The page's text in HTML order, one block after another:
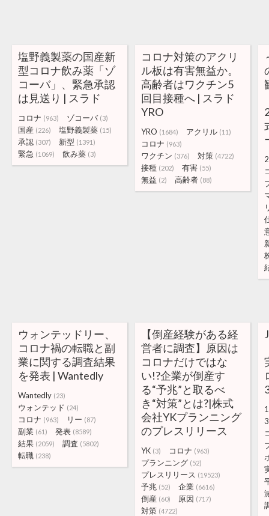
塩野義製薬の国産新
型コロナ飲み薬「ゾ
コーバ」、緊急承認
は見送り | スラド
コロナ (963) ゾコーバ (3)
国産 (226) 塩野義製薬 (15)
承認 (307) 新型 (1391)
緊急 (1069) 飲み薬 (3)
コロナ対策のアクリ
ル板は有害無益か。
高齢者はワクチン5
回目接種へ | スラド
YRO
YRO (1684) アクリル (11)
コロナ (963)
ワクチン (376) 対策 (4722)
接種 (202) 有害 (55)
無益 (2) 高齢者 (88)
ウォンテッドリー、
コロナ禍の転職と副
業に関する調査結果
を発表 | Wantedly
Wantedly (23)
ウォンテッド (24)
コロナ (963) リー (87)
副業 (61) 発表 (8589)
結果 (2059) 調査 (5802)
転職 (238)
【倒産経験がある経
営者に調査】原因は
コロナだけではな
い!?企業が倒産す
る“予兆”と取るべ
き“対策”とは?|株式
会社YKプランニング
のプレスリリース
YK (3) コロナ (963)
プランニング (52)
プレスリリース (19523)
予兆 (52) 企業 (6616)
倒産 (60) 原因 (717)
対策 (4722)